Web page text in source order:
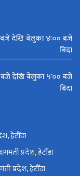
बजे देखि बेलुका ४ः०० बजे
बिदा
बजे देखि बेलुका ५ः०० बजे
बिदा
हेटौँडा
प्रदेश, हेटौँडा
प्रदेश, हेटौँडा